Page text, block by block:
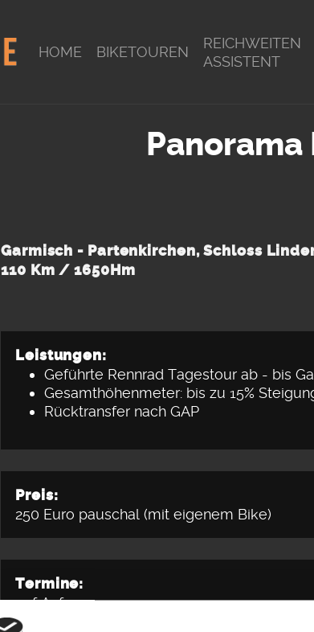
HOME BIKETOUREN
REICHWEITEN
ASSISTENT
Panorama
Garmisch - Partenkirchen, Schloss
110 Km / 1650Hm
Leistungen:
Geführte Rennrad Tagestour ab - bis
Gesamthöhenmeter: bis zu 15%
Rücktransfer nach GAP
Preis:
250 Euro pauschal (mit eigenem Bike)
Termine:
auf Anfrage